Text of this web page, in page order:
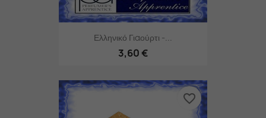
Ελληνικό Γιαούρτι -...
3,60 €
favorite_border